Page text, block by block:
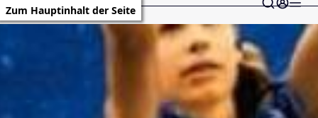
Zum Hauptinhalt der Seite